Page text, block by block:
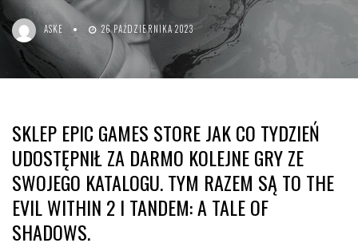
ASKE 26 PAŹDZIERNIKA 2023
SKLEP EPIC GAMES STORE JAK CO TYDZIEŃ
UDOSTĘPNIŁ ZA DARMO KOLEJNE GRY ZE
SWOJEGO KATALOGU. TYM RAZEM SĄ TO THE
EVIL WITHIN 2 I TANDEM: A TALE OF
SHADOWS.